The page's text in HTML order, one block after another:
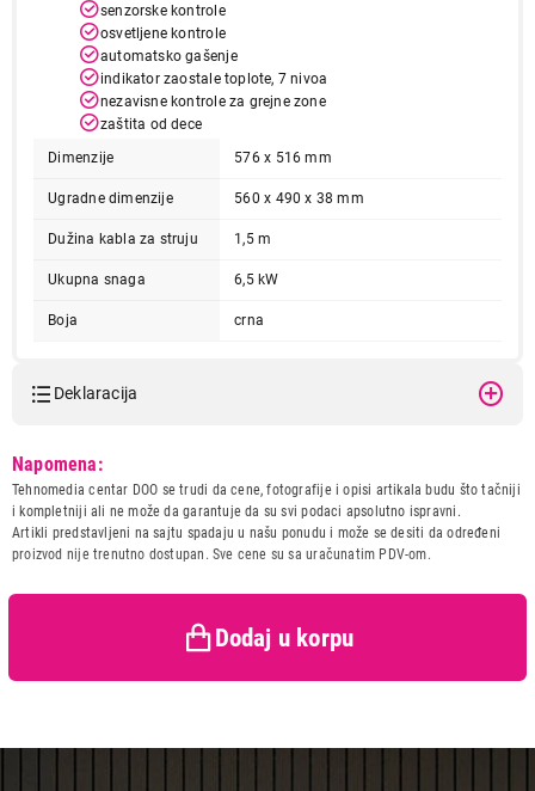
senzorske kontrole
osvetljene kontrole
automatsko gašenje
indikator zaostale toplote, 7 nivoa
nezavisne kontrole za grejne zone
zaštita od dece
Dimenzije
576 x 516 mm
Ugradne dimenzije 560 x 490 x 38 mm
Dužina kabla za struju 1,5 m
Ukupna snaga 6,5 kW
Boja crna
Deklaracija
Naziv i vrsta robe:
UGRADNA PLOCA
Uvoznik:
Tehnomedia centar doo
Zemlja porekla:
Rumunija
kupaca po osnovu zakona o
Napomena:
Tehnomedia centar DOO se trudi da cene, fotografije i opisi artikala budu što tačniji
i kompletniji ali ne može da garantuje da su svi podaci apsolutno ispravni.
Artikli predstavljeni na sajtu spadaju u našu ponudu i može se desiti da određeni
proizvod nije trenutno dostupan. Sve cene su sa uračunatim PDV-om.
Dodaj u korpu
UGRADNE PLOČE
Ukupno u korpi:0,00